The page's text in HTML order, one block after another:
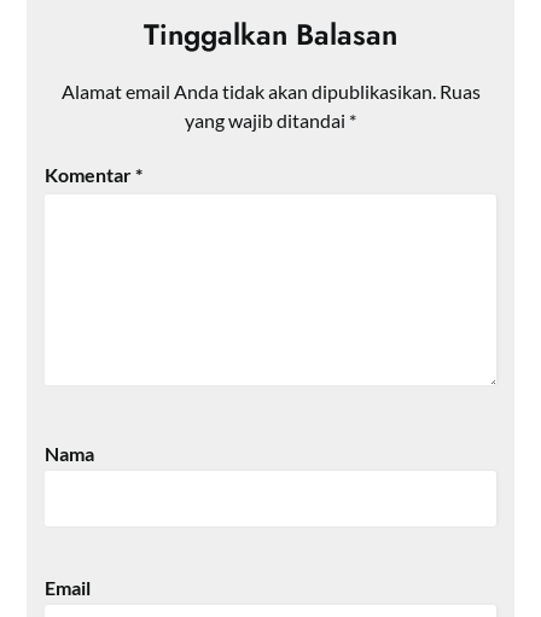
Tinggalkan Balasan
Alamat email Anda tidak akan dipublikasikan. Ruas
yang wajib ditandai *
Komentar*
Nama
Email